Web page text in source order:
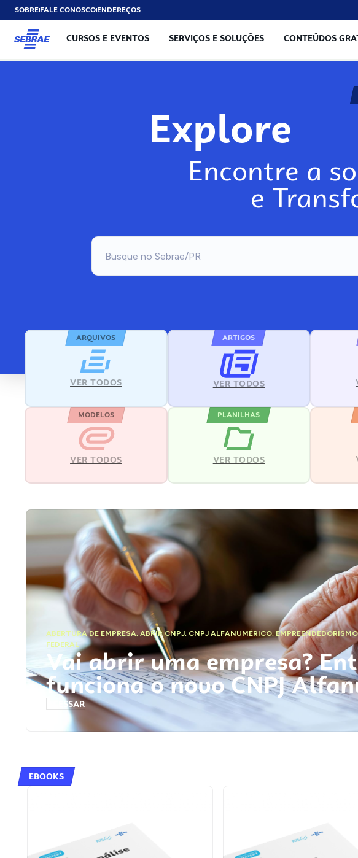
SOBREFALE CONOSCOENDEREÇOS
CURSOS E EVENTOS SERVIÇOS E SOLUÇÕES CONTEÚDOS
Explore
Encontre a
e
ARQUIVOS
VER TODOS
ARTIGOS
VER TODOS
MODELOS
VER TODOS
PLANILHAS
VER TODOS
ABERTURA DE EMPRESA,ABRIR CNPJ, CNPJ ALFANUMÉRICO, EMPREENDEDORISMO
FEDERAL
Vai abrir uma empresa?
funciona o novo CNPJ
ACESSAR
EBOOKS